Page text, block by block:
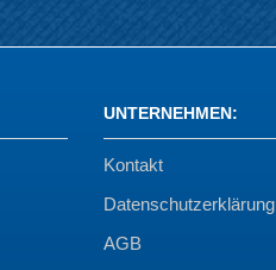
UNTERNEHMEN:
Kontakt
Datenschutzerklärung
AGB